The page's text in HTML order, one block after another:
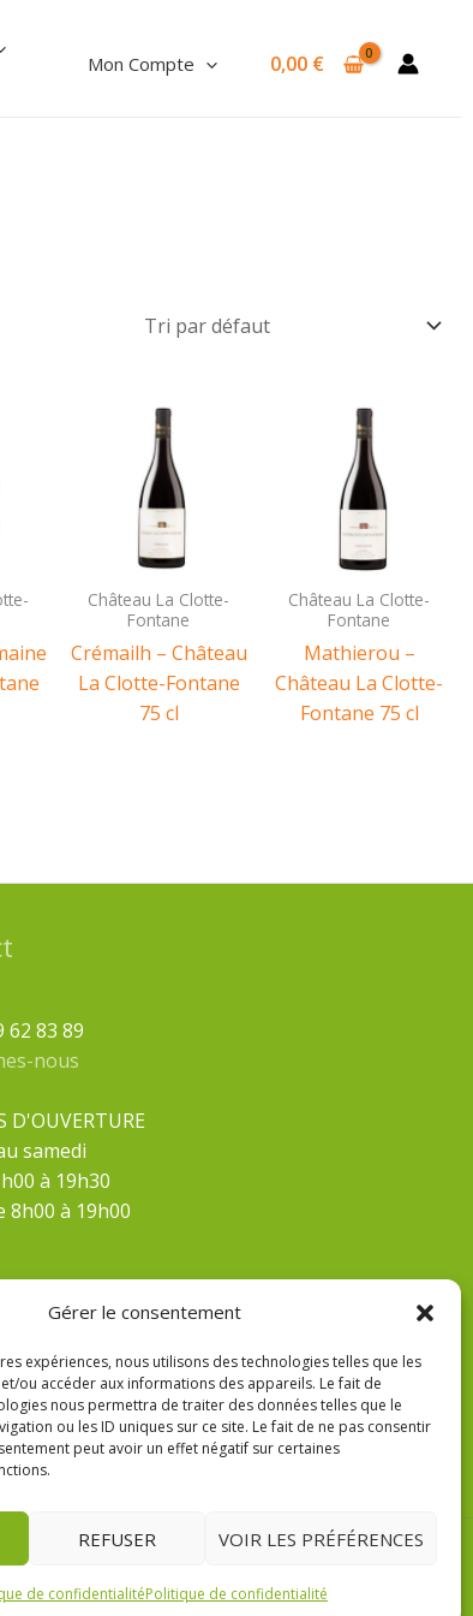
Gérer le consentement
expériences, nous utilisons des technologies telles que les
ou accéder aux informations des appareils. Le fait de
nous permettra de traiter des données telles que le
ou les ID uniques sur ce site. Le fait de ne pas consentir
peut avoir un effet négatif sur certaines
REFUSER VOIR LES PRÉFÉRENCES
de confidentialitéPolitique de confidentialité
Mon Compte 0,00 €
Château La Clotte-
Fontane
Crémailh – Château
La Clotte-Fontane
75 cl
Château La Clotte-
Fontane
Mathierou –
Château La Clotte-
Fontane 75 cl
62 83 89
nous
D'OUVERTURE
samedi
à 19h30
8h00 à 19h00
Légales